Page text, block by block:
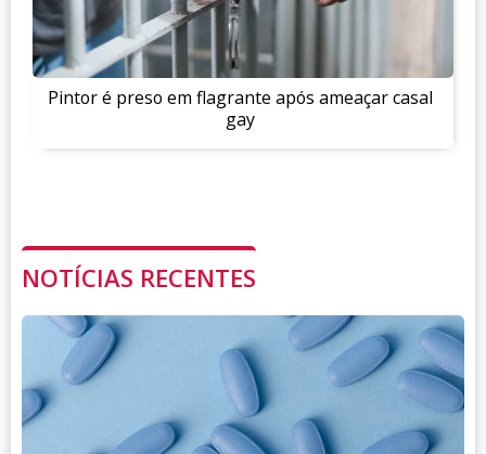
Pintor é preso em flagrante após ameaçar casal
gay
NOTÍCIAS RECENTES